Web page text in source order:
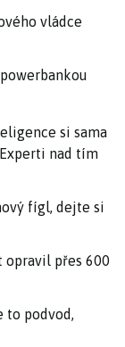
vládce
si sama
nad tím
fígl, dejte si
přes 600
to podvod,